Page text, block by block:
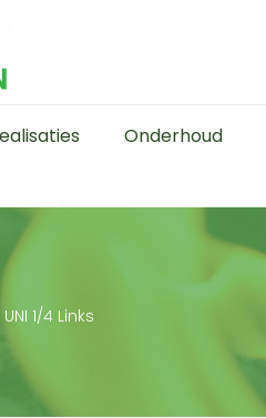
Onderhoud
1/4 Links